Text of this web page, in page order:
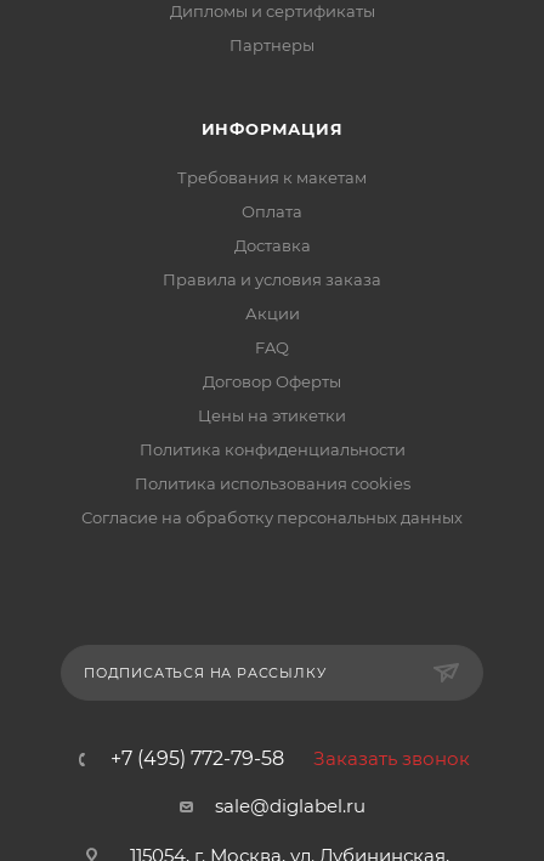
Дипломы и сертификаты
Партнеры
ИНФОРМАЦИЯ
Требования к макетам
Оплата
Доставка
Правила и условия заказа
Акции
FAQ
Договор Оферты
Цены на этикетки
Политика конфиденциальности
Политика использования cookies
Согласие на обработку персональных данных
ПОДПИСАТЬСЯ НА РАССЫЛКУ
+7 (495) 772-79-58 Заказать звонок
sale@diglabel.ru
115054, г. Москва, ул. Дубининская,